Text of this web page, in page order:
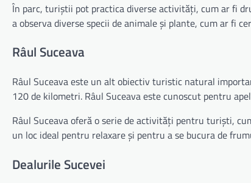
În parc, turiștii pot practica diverse activități, cum ar fi
a observa diverse specii de animale și plante, cum ar fi
Râul Suceava
Râul Suceava este un alt obiectiv turistic natural
120 de kilometri. Râul Suceava este cunoscut pentru
Râul Suceava oferă o serie de activități pentru turiști,
un loc ideal pentru relaxare și pentru a se bucura de
Dealurile Sucevei